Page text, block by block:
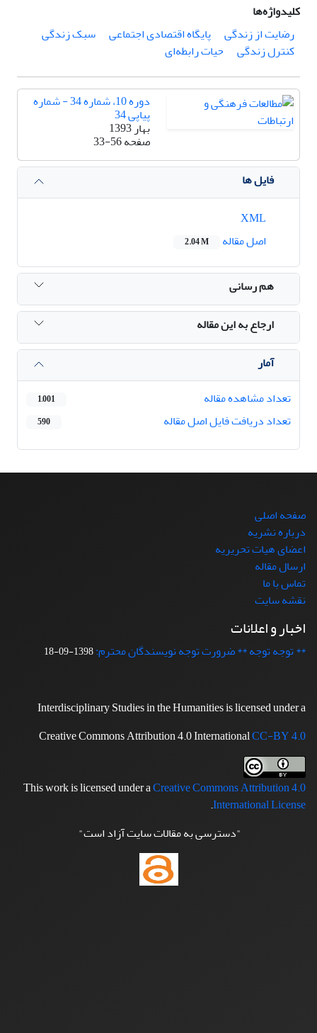
کلیدواژه‌ها
رضایت از زندگی
پایگاه اقتصادی اجتماعی
سبک زندگی
کنترل زندگی
حیات رابطه‌ای
دوره 10، شماره 34 - شماره
پیاپی 34
بهار 1393
صفحه33-56
فایل ها
اصل مقاله
2.04 M
هم رسانی
ارجاع به این مقاله
آمار
تعداد مشاهده مقاله
1,001
تعداد دریافت فایل اصل مقاله 590
صفحه اصلی
درباره نشریه
اعضای هیات تحریریه
ارسال مقاله
تماس با ما
نقشه سایت
اخبار و اعلانات
** توجه توجه ** ضرورت توجه نویسندگان محترم:1398-09-18
Interdisciplinary Studies in the Humanities is licensed under a
Creative Commons Attribution 4.0 InternationalCC-BY 4.0
This work is licensed under aCreative Commons Attribution 4.0
International License
.
"دسترسی به مقالات سایت آزاد است"